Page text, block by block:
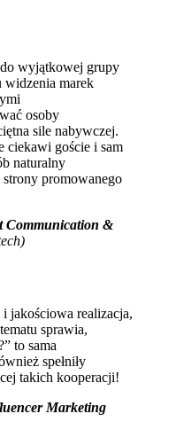
do wyjątkowej grupy
widzenia marek
osoby
sile nabywczej.
ciekawi goście i sam
naturalny
promowanego
Communication &
jakościowa realizacja,
sprawia,
to sama
spełniły
takich kooperacji!
Marketing